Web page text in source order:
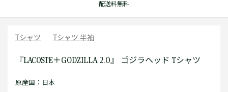
配送料無料
Tシャツ Tシャツ 半袖
『LACOSTE＋GODZILLA 2.0』 ゴジラヘッド Tシャツ
原産国：日本